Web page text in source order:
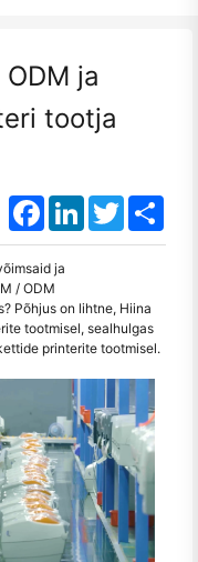
ja
tootja
FacebookLinkedInTwitter
ja
/ ODM
Põhjus on lihtne, Hiina
tootmisel, sealhulgas
printerite tootmisel.